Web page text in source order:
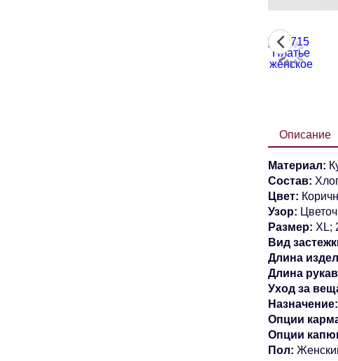
Описание
Материал:
Состав:
Цвет:
Узор:
Размер: XL;
Вид
Длина
Длина
Уход за
Назначение:
Опции
Опции
Пол: